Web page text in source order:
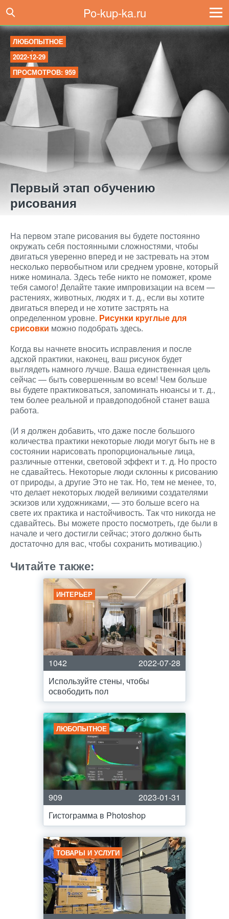
Po-kup-ka.ru
ЛЮБОПЫТНОЕ
2022-12-29
ПРОСМОТРОВ: 959
Первый этап обучению
рисования
На первом этапе рисования вы будете постоянно
окружать себя постоянными сложностями, чтобы
двигаться уверенно вперед и не застревать на этом
несколько первобытном или среднем уровне, который
ниже номинала. Здесь тебе никто не поможет, кроме
тебя самого! Делайте такие импровизации на всем —
растениях, животных, людях и т. д., если вы хотите
двигаться вперед и не хотите застрять на
определенном уровне. Рисунки круглые для
срисовки можно подобрать здесь.
Когда вы начнете вносить исправления и после
адской практики, наконец, ваш рисунок будет
выглядеть намного лучше. Ваша единственная цель
сейчас — быть совершенным во всем! Чем больше
вы будете практиковаться, запоминать нюансы и т. д.,
тем более реальной и правдоподобной станет ваша
работа.
(И я должен добавить, что даже после большого
количества практики некоторые люди могут быть не в
состоянии нарисовать пропорциональные лица,
различные оттенки, световой эффект и т. д. Но просто
не сдавайтесь. Некоторые люди склонны к рисованию
от природы, а другие Это не так. Но, тем не менее, то,
что делает некоторых людей великими создателями
эскизов или художниками, — это больше всего на
свете их практика и настойчивость. Так что никогда не
сдавайтесь. Вы можете просто посмотреть, где были в
начале и чего достигли сейчас; этого должно быть
достаточно для вас, чтобы сохранить мотивацию.)
Читайте также:
ИНТЕРЬЕР
1042
2022-07-28
Используйте стены, чтобы
освободить пол
ЛЮБОПЫТНОЕ
909
2023-01-31
Гистограмма в Photoshop
ТОВАРЫ И УСЛУГИ